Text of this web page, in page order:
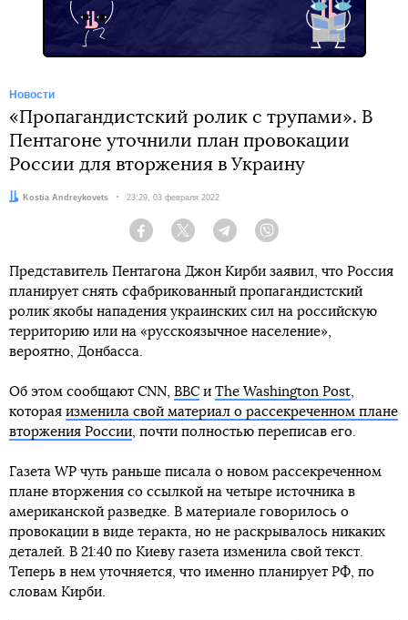
Новости
«Пропагандистский ролик с трупами». В
Пентагоне уточнили план провокации
России для вторжения в Украину
Автор:Kostia Andreykovets Дата:
23:29, 03 февраля 2022
Facebook Twitter Telegram
Представитель Пентагона Джон Кирби заявил, что Россия
планирует снять сфабрикованный пропагандистский
ролик якобы нападения украинских сил на российскую
территорию или на «русскоязычное население»,
вероятно, Донбасса.
Об этом сообщают CNN, ВВС и The Washington Post
которая изменила свой материал о рассекреченном плане
вторжения России , почти полностью переписав его.
Газета WP чуть раньше писала о новом рассекреченном
плане вторжения со ссылкой на четыре источника в
американской разведке. В материале говорилось о
провокации в виде теракта, но не раскрывалось никаких
деталей. В 21:40 по Киеву газета изменила свой текст.
Теперь в нем уточняется, что именно планирует РФ, по
словам Кирби.